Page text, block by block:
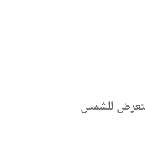
للشمس